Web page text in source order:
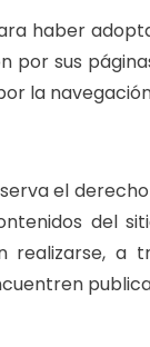
haber
sus páginas
la
reserva el
del
realizarse,